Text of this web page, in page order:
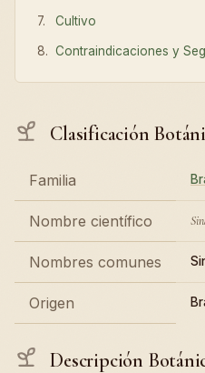
Cultivo
Contraindicaciones y
Clasificación
Familia
Nombre científico
Nombres comunes
Origen
Descripción